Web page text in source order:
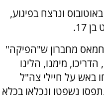
ונרצח בפיגוע,
17.
מחברון ש"הפיקה"
מימנו, הלינו
באש על חיילי צה"ל
נשפטו ונכלאו בכלא